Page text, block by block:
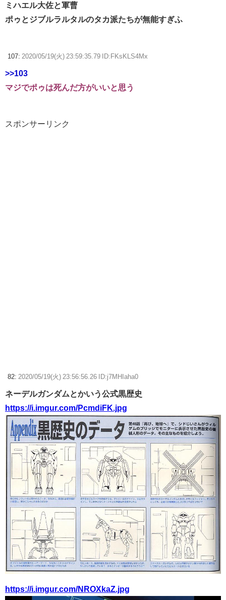
ミハエル大佐と軍曹
ポゥとジブルラルタルのタカ派たちが無能すぎふ
107: 2020/05/19(火) 23:59:35.79 ID:FKsKLS4Mx
>>103
マジでポゥは死んだ方がいいと思う
スポンサーリンク
82: 2020/05/19(火) 23:56:56.26 ID:j7MHIaha0
ネーデルガンダムとかいう公式黒歴史
https://i.imgur.com/PcmdiFK.jpg
https://i.imgur.com/NROXkaZ.jpg